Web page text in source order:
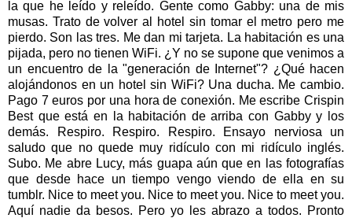
la que he leído y releído. Gente como Gabby: una de mis
musas. Trato de volver al hotel sin tomar el metro pero me
pierdo. Son las tres. Me dan mi tarjeta. La habitación es una
pijada, pero no tienen WiFi. ¿Y no se supone que venimos a
un encuentro de la "generación de Internet"? ¿Qué hacen
alojándonos en un hotel sin WiFi? Una ducha. Me cambio.
Pago 7 euros por una hora de conexión. Me escribe Crispin
Best que está en la habitación de arriba con Gabby y los
demás. Respiro. Respiro. Respiro. Ensayo nerviosa un
saludo que no quede muy ridículo con mi ridículo inglés.
Subo. Me abre Lucy, más guapa aún que en las fotografías
que desde hace un tiempo vengo viendo de ella en su
tumblr. Nice to meet you. Nice to meet you. Nice to meet you.
Aquí nadie da besos. Pero yo les abrazo a todos. Pronto